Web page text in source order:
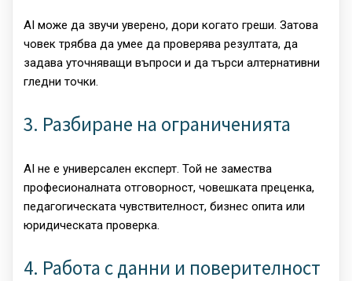
AI може да звучи уверено, дори когато греши. Затова
човек трябва да умее да проверява резултата, да
задава уточняващи въпроси и да търси алтернативни
гледни точки.
3. Разбиране на ограниченията
AI не е универсален експерт. Той не замества
професионалната отговорност, човешката преценка,
педагогическата чувствителност, бизнес опита или
юридическата проверка.
4. Работа с данни и поверителност